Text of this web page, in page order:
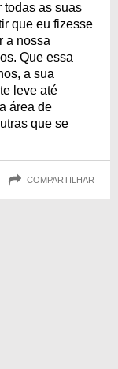
todas as suas
que eu fizesse
a nossa
Que essa
a sua
leve até
área de
que se
COMPARTILHAR